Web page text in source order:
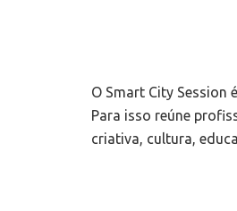
O Smart City Session
Para isso reúne
criativa, cultura,